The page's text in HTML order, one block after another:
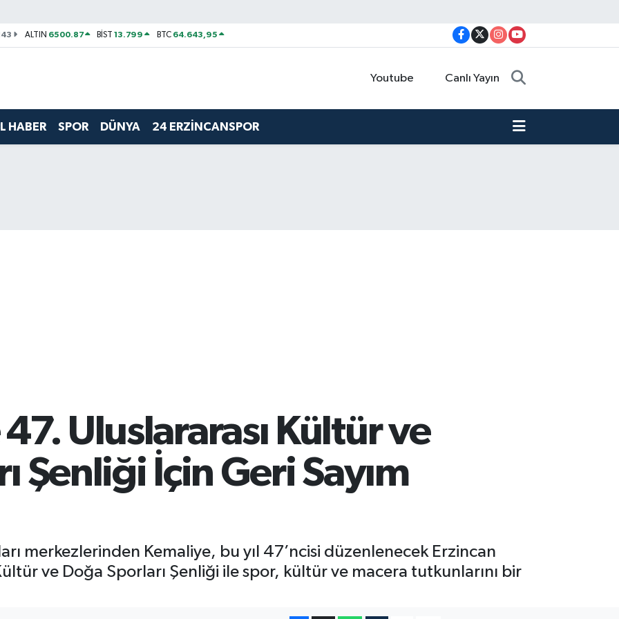
ALTIN 6500.87 BİST13.799 BTC 64.643,95
Youtube Canlı Yayın
HABER SPOR DÜNYA 24 ERZİNCANSPOR
Uluslararası Kültür ve
Şenliği İçin Geri Sayım
merkezlerinden Kemaliye, bu yıl 47’ncisi düzenlenecek Erzincan
ve Doğa Sporları Şenliği ile spor, kültür ve macera tutkunlarını bir